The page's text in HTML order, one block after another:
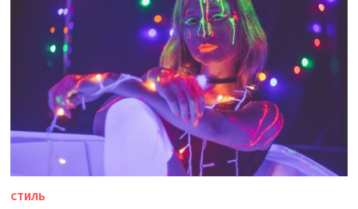
СТИЛЬ